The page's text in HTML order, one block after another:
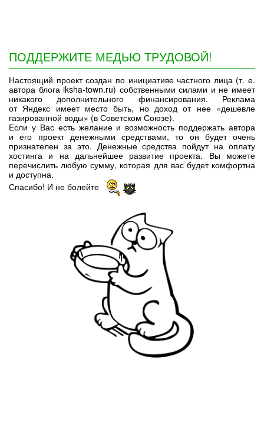
ПОДДЕРЖИТЕ МЕДЬЮ ТРУДОВОЙ!
Настоящий проект создан по инициативе частного лица (т. е.
автора блога iksha-town.ru) собственными силами и не имеет
никакого дополнительного финансирования. Реклама
от Яндекс имеет место быть, но доход от нее «дешевле
газированной воды» (в Советском Союзе).
Если у Вас есть желание и возможность поддержать автора
и его проект денежными средствами, то он будет очень
признателен за это. Денежные средства пойдут на оплату
хостинга и на дальнейшее развитие проекта. Вы можете
перечислить любую сумму, которая для вас будет комфортна
и доступна.
Спасибо! И не болейте